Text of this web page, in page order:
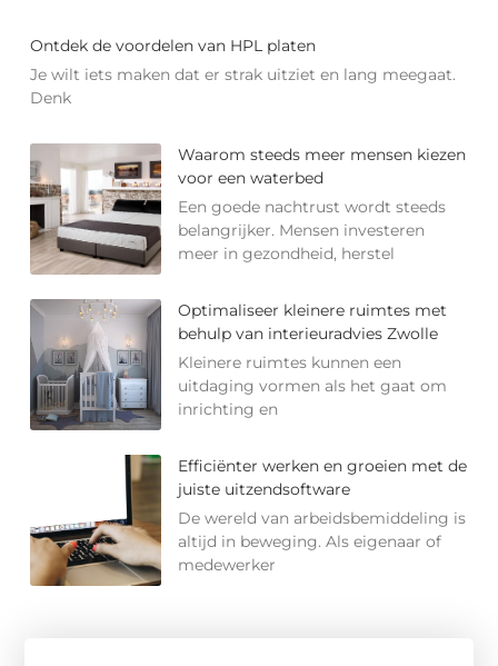
Ontdek de voordelen van HPL platen
Je wilt iets maken dat er strak uitziet en lang meegaat.
Denk
Waarom steeds meer mensen kiezen
voor een waterbed
Een goede nachtrust wordt steeds
belangrijker. Mensen investeren
meer in gezondheid, herstel
Optimaliseer kleinere ruimtes met
behulp van interieuradvies Zwolle
Kleinere ruimtes kunnen een
uitdaging vormen als het gaat om
inrichting en
Efficiënter werken en groeien met de
juiste uitzendsoftware
De wereld van arbeidsbemiddeling is
altijd in beweging. Als eigenaar of
medewerker